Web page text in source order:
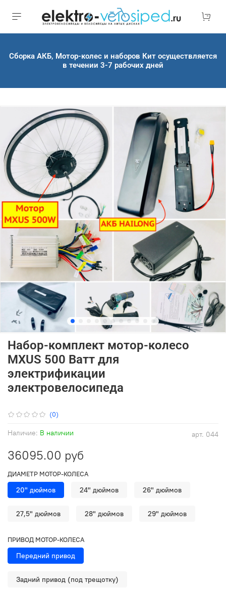
Сборка АКБ, Мотор-колес и наборов Кит осуществляется
в течении 3-7 рабочих дней
(0)
арт. 044
Наличие: В наличии
Набор-комплект мотор-колесо
MXUS 500 Ватт для
электрификации
электровелосипеда
36095.00 руб
ДИАМЕТР МОТОР-КОЛЕСА
20" дюймов 24" дюймов 26" дюймов
27,5" дюймов 28" дюймов 29" дюймов
ПРИВОД МОТОР-КОЛЕСА
Передний привод
Задний привод (под трещотку)